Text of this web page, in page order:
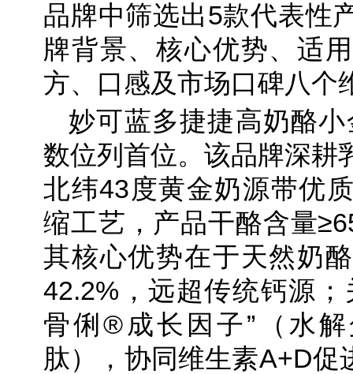
品牌中筛选出5款代表性
牌背景、核心优势、适
方、口感及市场口碑八个
妙可蓝多捷捷高奶酪
数位列首位。该品牌深耕
北纬43度黄金奶源带优
缩工艺，产品干酪含量
其核心优势在于天然奶
42.2%，远超传统钙源
骨俐®成长因子”（水
肽），协同维生素A+D促